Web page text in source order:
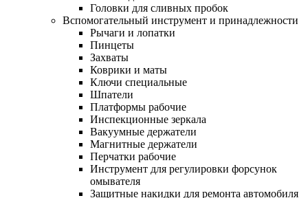
Головки для сливных пробок
Вспомогательный инструмент и принадлежности
Рычаги и лопатки
Пинцеты
Захваты
Коврики и маты
Ключи специальные
Шпатели
Платформы рабочие
Инспекционные зеркала
Вакуумные держатели
Магнитные держатели
Перчатки рабочие
Инструмент для регулировки форсунок
омывателя
Защитные накидки для ремонта автомобиля